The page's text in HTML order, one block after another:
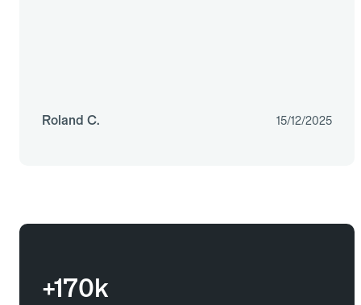
Roland C. 15/12/2025
+170k